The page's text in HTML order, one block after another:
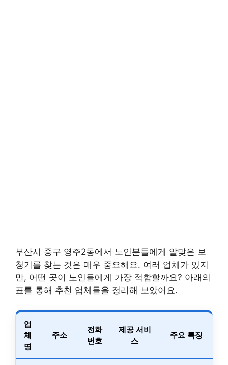
부산시 중구 영주2동에서 노인분들에게 알맞은 보
청기를 찾는 것은 매우 중요해요. 여러 업체가 있지
만, 어떤 곳이 노인들에게 가장 적합할까요? 아래의
표를 통해 추천 업체들을 정리해 보았어요.
업
체
명
주소
전화
번호
제공 서비
스
주요 특징